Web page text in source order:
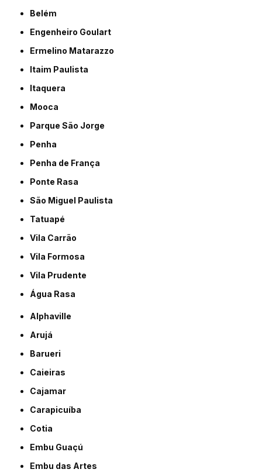
Belém
Engenheiro Goulart
Ermelino Matarazzo
Itaim Paulista
Itaquera
Mooca
Parque São Jorge
Penha
Penha de França
Ponte Rasa
São Miguel Paulista
Tatuapé
Vila Carrão
Vila Formosa
Vila Prudente
Água Rasa
Alphaville
Arujá
Barueri
Caieiras
Cajamar
Carapicuíba
Cotia
Embu Guaçú
Embu das Artes